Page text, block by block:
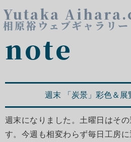
Yutaka
相原裕ウェブギャラリー
note
週末 「炭景」彩色＆展
週末になりました。土曜日はそ
す。今週も相変わらず毎日工房